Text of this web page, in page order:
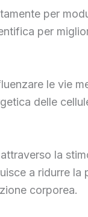
per
per
le vie
delle
la
a ridurre la
corporea.